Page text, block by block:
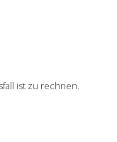
ist zu rechnen.